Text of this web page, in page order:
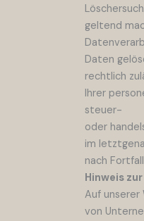
geltend
Daten
rechtlich
Ihrer
steuer-
oder
im
nach
Hinweis
Auf unserer
von